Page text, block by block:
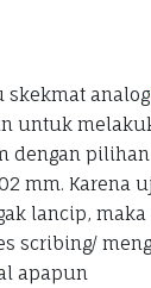
skekmat analog
untuk
dengan
mm. Karena
lancip, maka
scribing/
apapun